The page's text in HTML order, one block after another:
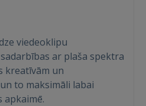
viedeoklipu
ar plaša spektra
kreatīvām un
to maksimāli labai
apkaimē.